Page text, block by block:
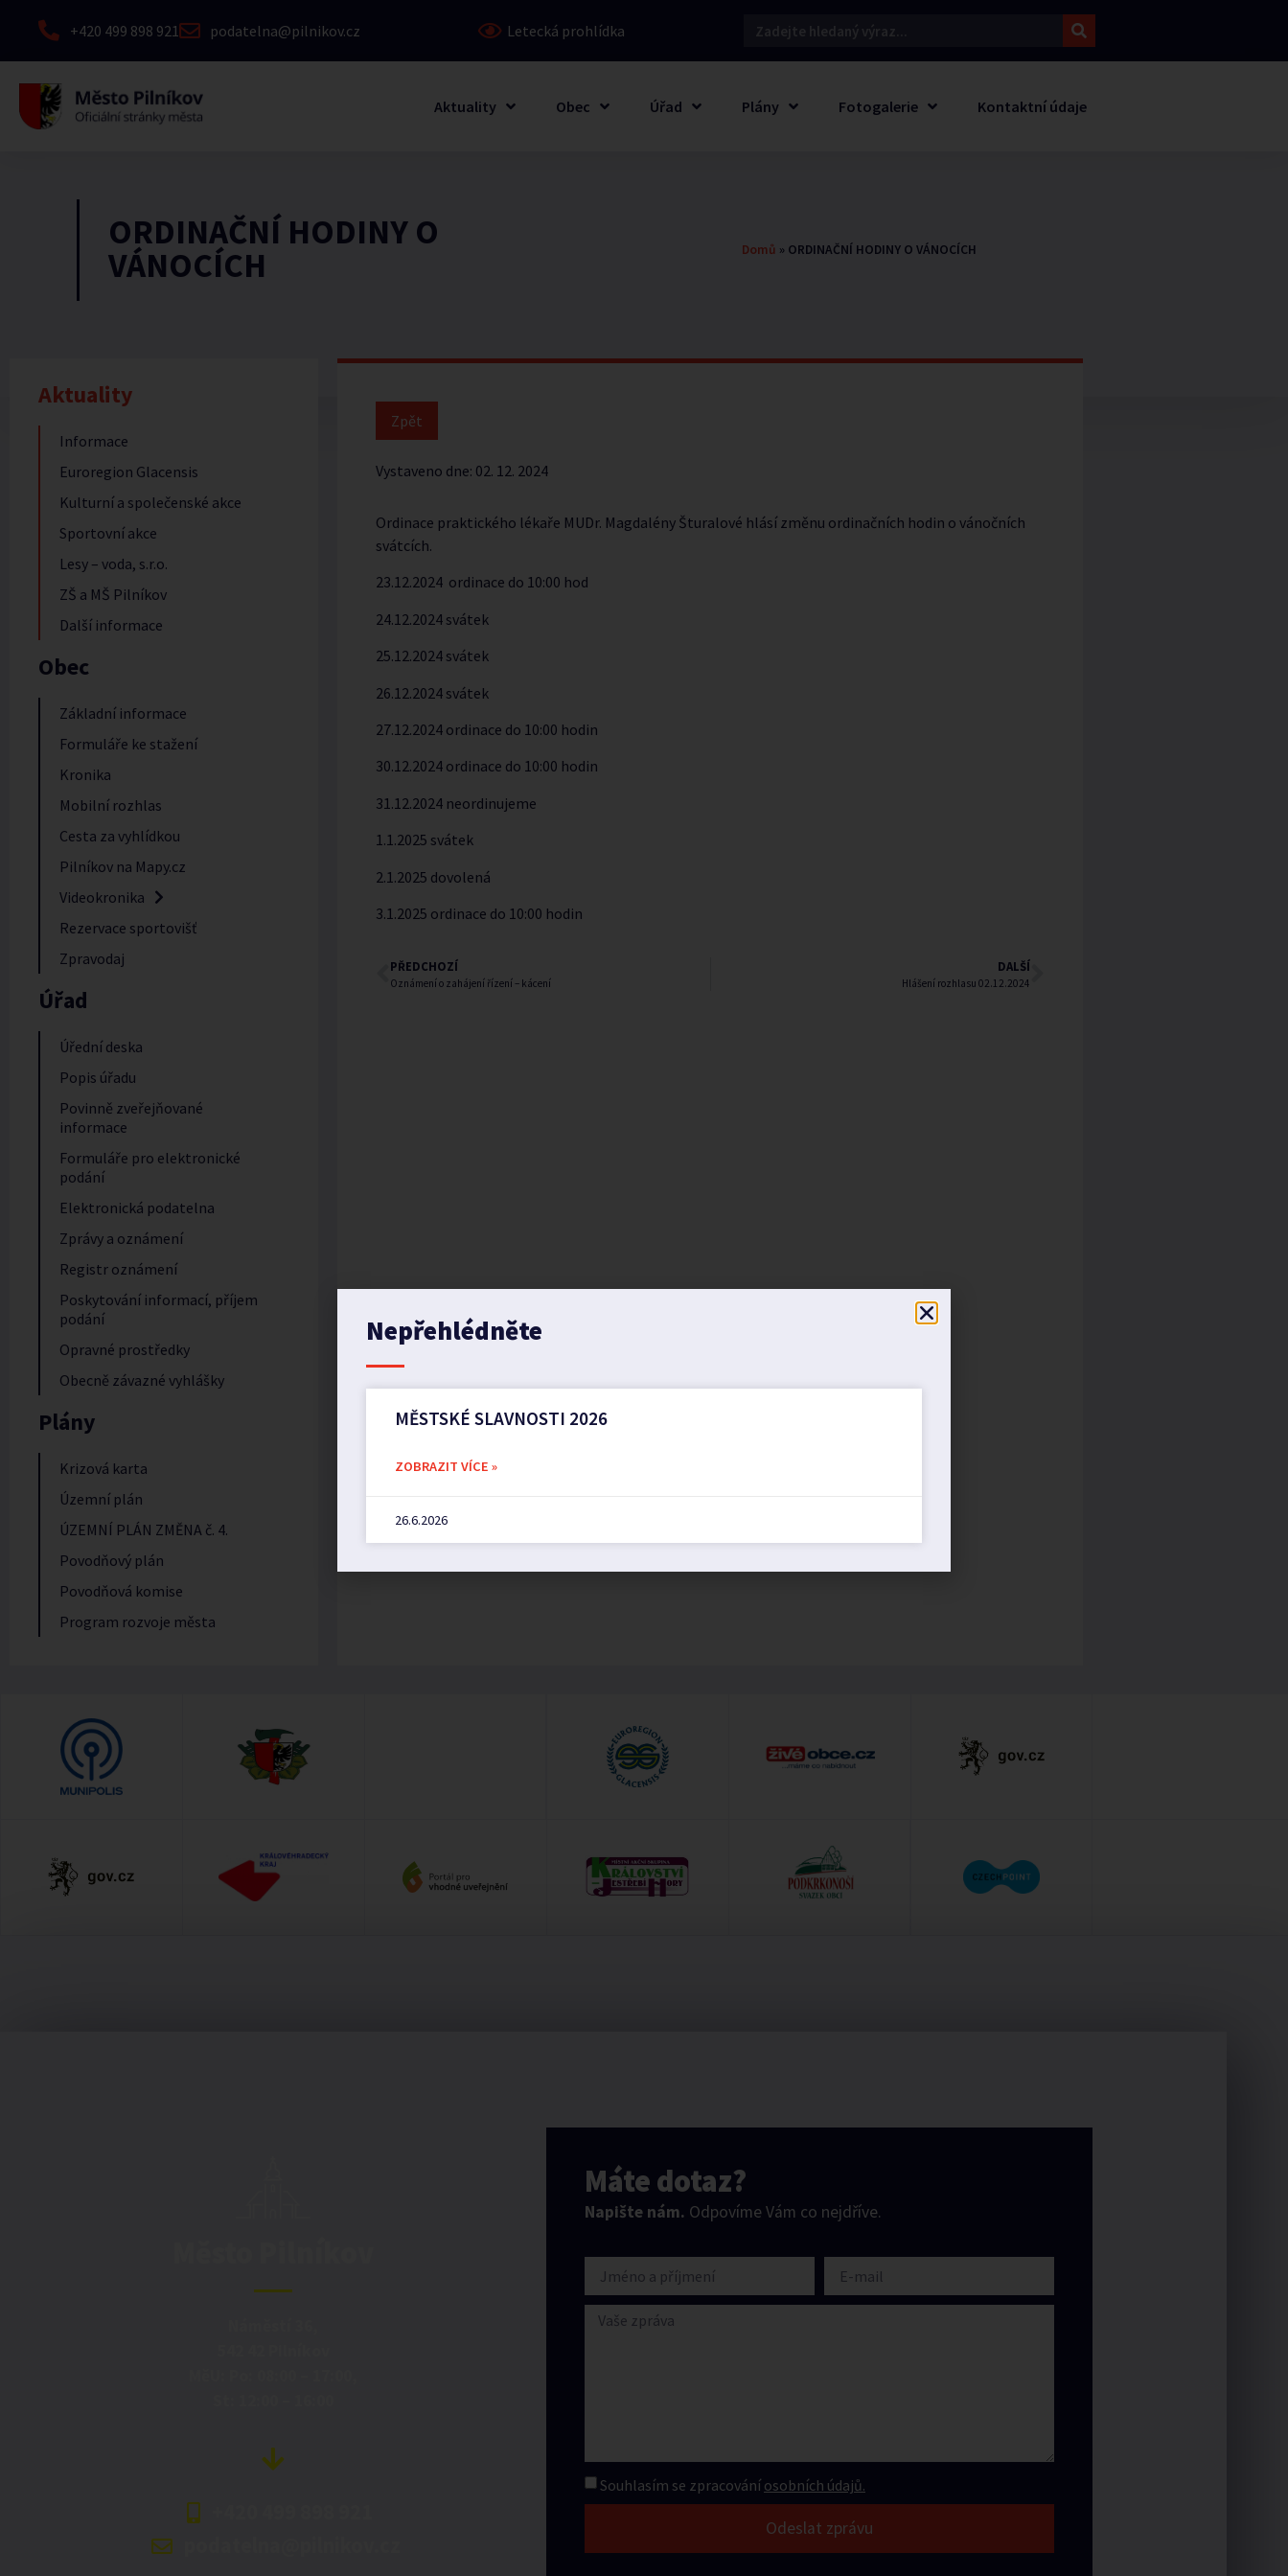
+420 499 898 921 podatelna@pilnikov.cz Letecká prohlídka
Aktuality Obec Úřad Plány Fotogalerie Kontaktní údaje
ORDINAČNÍ HODINY O
VÁNOCÍCH Domů » ORDINAČNÍ HODINY O VÁNOCÍCH
Aktuality
Informace
Euroregion Glacensis
Kulturní a společenské akce
Sportovní akce
Lesy – voda, s.r.o.
ZŠ a MŠ Pilníkov
Další informace
Obec
Základní informace
Formuláře ke stažení
Kronika
Mobilní rozhlas
Cesta za vyhlídkou
Pilníkov na Mapy.cz
Videokronika
Rezervace sportovišť
Zpravodaj
Úřad
Úřední deska
Popis úřadu
Povinně zveřejňované
informace
Formuláře pro elektronické
podání
Elektronická podatelna
Zprávy a oznámení
Registr oznámení
Poskytování informací, příjem
podání
Opravné prostředky
Obecně závazné vyhlášky
Plány
Krizová karta
Územní plán
ÚZEMNÍ PLÁN ZMĚNA č. 4.
Povodňový plán
Povodňová komise
Program rozvoje města
Vystaveno dne: 02. 12. 2024
Ordinace praktického lékaře MUDr. Magdalény Šturalové hlásí změnu ordinačních hodin o vánočních
svátcích.
23.12.2024 ordinace do 10:00 hod
24.12.2024 svátek
25.12.2024 svátek
26.12.2024 svátek
27.12.2024 ordinace do 10:00 hodin
30.12.2024 ordinace do 10:00 hodin
31.12.2024 neordinujeme
1.1.2025 svátek
2.1.2025 dovolená
3.1.2025 ordinace do 10:00 hodin
PŘEDCHOZÍ
Oznámení o zahájení řízení – kácení
DALŠÍ
Hlášení rozhlasu 02.12.2024
Máte dotaz?
Napište nám. Odpovíme Vám co nejdříve.
Souhlasím se zpracování osobních údajů.
Odeslat zprávu
Nepřehlédněte
MĚSTSKÉ SLAVNOSTI 2026
ZOBRAZIT VÍCE »
26.6.2026